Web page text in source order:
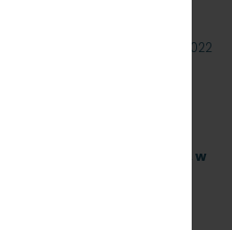
11 lipca 2022
na zakup i sukcesywne
pitnej (źródlanej lub
zmineralizowanej), w
dla PKP Szybka Kolej
z o.o., znak sprawy: